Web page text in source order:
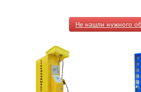
Не нашли нужного